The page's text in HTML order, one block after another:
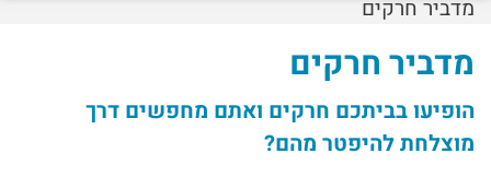
מדביר חרקים
מדביר חרקים
הופיעו בביתכם חרקים ואתם מחפשים דרך
מוצלחת להיפטר מהם?